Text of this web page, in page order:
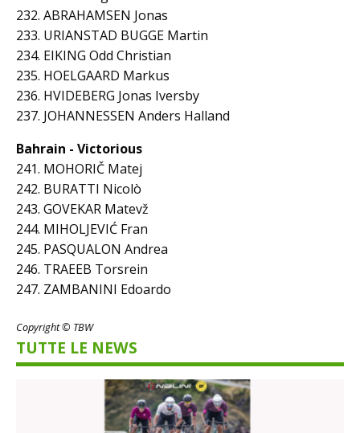
232. ABRAHAMSEN Jonas
233. URIANSTAD BUGGE Martin
234. EIKING Odd Christian
235. HOELGAARD Markus
236. HVIDEBERG Jonas Iversby
237. JOHANNESSEN Anders Halland
Bahrain - Victorious
241. MOHORIČ Matej
242. BURATTI Nicolò
243. GOVEKAR Matevž
244. MIHOLJEVIĆ Fran
245. PASQUALON Andrea
246. TRAEEB Torsrein
247. ZAMBANINI Edoardo
Copyright © TBW
TUTTE LE NEWS